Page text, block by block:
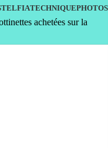
TECHNIQUEPHOTOS
achetées sur la